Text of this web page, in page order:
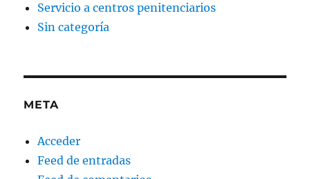
Servicio a centros penitenciarios
Sin categoría
META
Acceder
Feed de entradas